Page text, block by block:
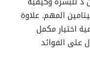
المهم. علاوة
اختيار مكمل
على الفوائد